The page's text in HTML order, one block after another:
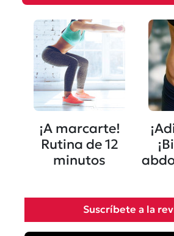
¡A marcarte!
Rutina de 12
minutos
Suscríbete a la